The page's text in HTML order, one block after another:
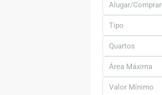
Alugar/Comprar
Tipo
Quartos
Valor Mínimo